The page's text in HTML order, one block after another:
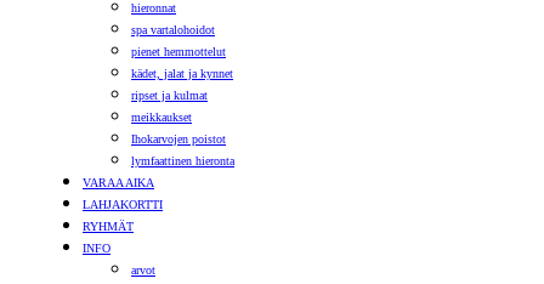
hieronnat
spa vartalohoidot
pienet hemmottelut
kädet, jalat ja kynnet
ripset ja kulmat
meikkaukset
Ihokarvojen poistot
lymfaattinen hieronta
VARAA AIKA
LAHJAKORTTI
RYHMÄT
INFO
arvot